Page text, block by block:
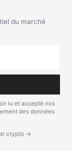
du marché
lu et accepté nos
des données
crypto →